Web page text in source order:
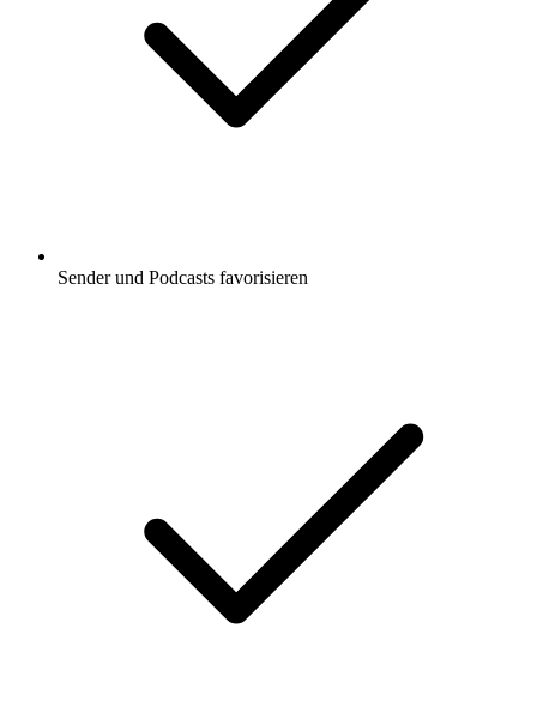
Sender und Podcasts favorisieren